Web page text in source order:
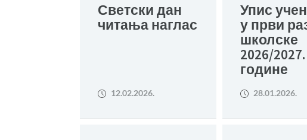
Светски дан
читања наглас
12.02.2026.
Упис
у први
школске
2026/2027.
године
28.01.2026.